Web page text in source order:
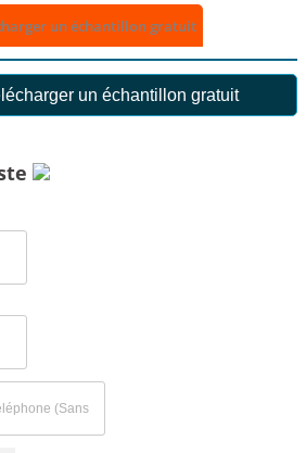
un échantillon gratuit
un échantillon gratuit